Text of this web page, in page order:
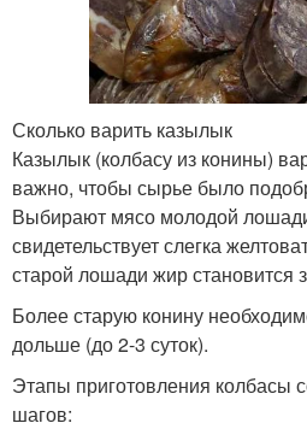
Сколько варить казылык
Казылык (колбасу из конины)
важно, чтобы сырье было
Выбирают мясо молодой
свидетельствует слегка
старой лошади жир становится
Более старую конину
дольше (до 2-3 суток).
Этапы приготовления колбасы
шагов: